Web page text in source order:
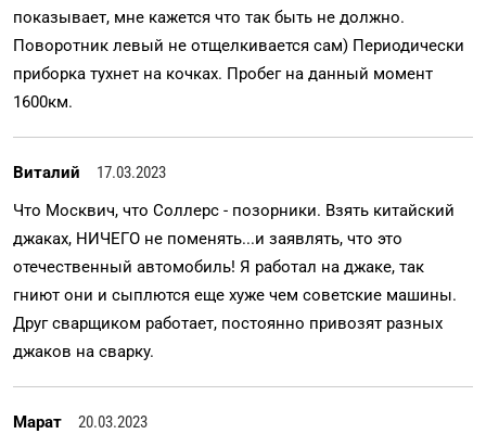
показывает, мне кажется что так быть не должно.
Поворотник левый не отщелкивается сам) Периодически
приборка тухнет на кочках. Пробег на данный момент
1600км.
Виталий
17.03.2023
Что Москвич, что Соллерс - позорники. Взять китайский
джаках, НИЧЕГО не поменять...и заявлять, что это
отечественный автомобиль! Я работал на джаке, так
гниют они и сыплются еще хуже чем советские машины.
Друг сварщиком работает, постоянно привозят разных
джаков на сварку.
Марат
20.03.2023